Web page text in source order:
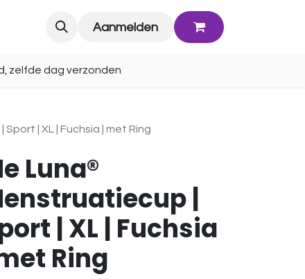
Aanmelden
zelfde dag verzonden
| XL | Fuchsia | met Ring
Luna®
|
| XL | Fuchsia
Ring